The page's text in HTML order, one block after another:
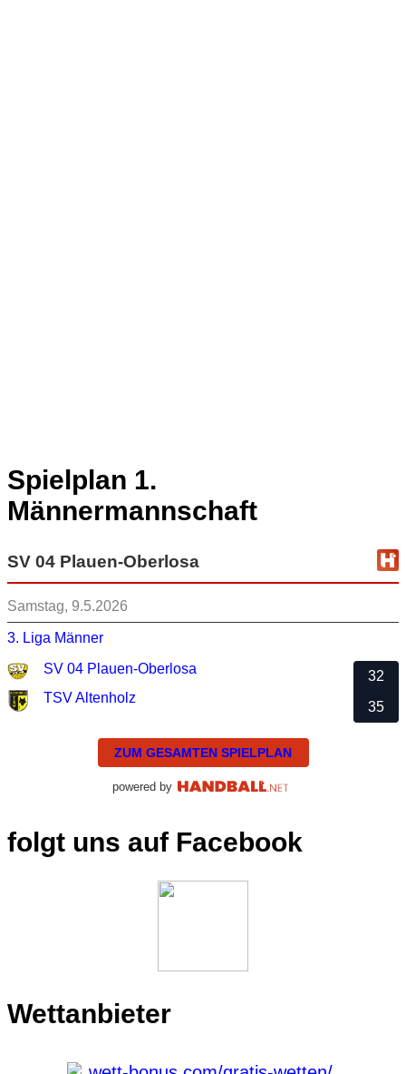
Spielplan 1.
Männermannschaft
SV 04 Plauen-Oberlosa
Samstag, 9.5.2026
3. Liga Männer
SV 04 Plauen-Oberlosa
TSV Altenholz
32
35
ZUM GESAMTEN SPIELPLAN
powered by
folgt uns auf Facebook
Wettanbieter